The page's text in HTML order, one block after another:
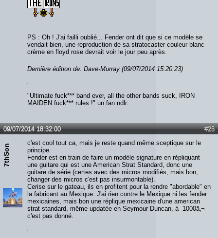
PS : Oh ! J'ai failli oublié... Fender ont dit que si ce modèle se
vendait bien, une reproduction de sa stratocaster couleur blanc
crème en floyd rose devrait voir le jour peu après.
Dernière édition de: Dave-Murray (09/07/2014 15:20:23)
"Ultimate fuck*** band ever, all the other bands suck, IRON
MAIDEN fuck*** rules !" un fan ndlr.
#25
09/07/2014 18:32:00
7thSon
c'est cool tout ca, mais je reste quand même sceptique sur le
principe.
Fender est en train de faire un modèle signature en répliquant
une guitare qui est une American Strat Standard, donc une
guitare de série (certes avec des micros modifiés, mais bon,
changer des micros c'est pas insurmontable).
Cerise sur le gateau, ils en profitent pour la rendre "abordable" en
la fabricant au Mexique. J'ai rien contre le Mexique ni les fender
mexicaines, mais bon une réplique mexicaine d'une american
strat standard, même updatée en Seymour Duncan, à 1000â‚¬
c'est pas donné.